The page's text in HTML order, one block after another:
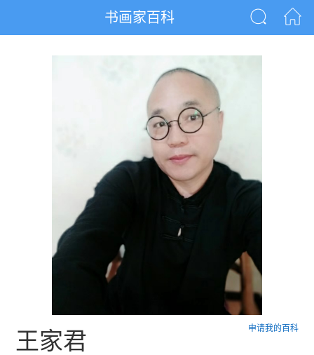
书画家百科
申请我的百科
王家君